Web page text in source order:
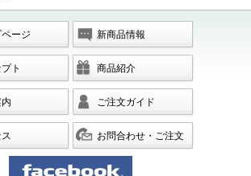
ページ 新商品情報
ト 商品紹介
ご注文ガイド
お問合わせ・ご注文